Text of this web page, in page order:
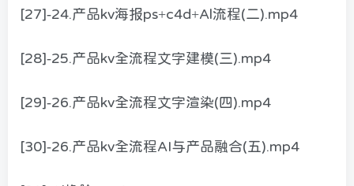
[27]-24.产品kv海报ps+c4d+Al流程(二).mp4
[28]-25.产品kv全流程文字建模(三).mp4
[29]-26.产品kv全流程文字渲染(四).mp4
[30]-26.产品kv全流程AI与产品融合(五).mp4